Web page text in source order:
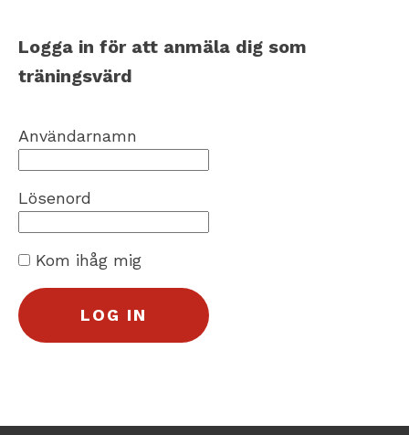
Logga in för att anmäla dig som
träningsvärd
Användarnamn
Lösenord
Kom ihåg mig